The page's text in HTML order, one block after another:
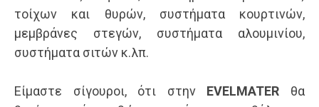
τοίχων και θυρών, συστήματα κουρτινών,
μεμβράνες στεγών, συστήματα αλουμινίου,
συστήματα σιτών κ.λπ.
Είμαστε σίγουροι, ότι στην EVELMATER θα